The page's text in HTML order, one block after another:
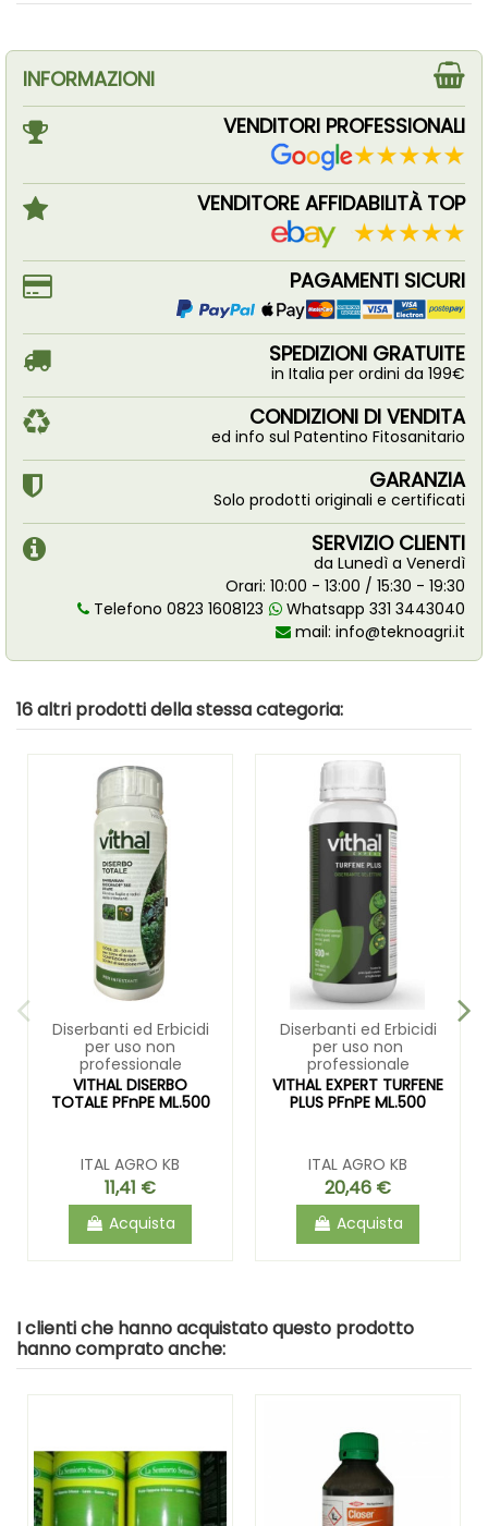
INFORMAZIONI
VENDITORI PROFESSIONALI
VENDITORE AFFIDABILITÀ TOP
PAGAMENTI SICURI
SPEDIZIONI GRATUITE
in Italia per ordini da 199€
CONDIZIONI DI VENDITA
ed info sul Patentino Fitosanitario
GARANZIA
Solo prodotti originali e certificati
SERVIZIO CLIENTI
da Lunedì a Venerdì
Orari: 10:00 - 13:00 / 15:30 - 19:30
Telefono 0823 1608123
Whatsapp 331 3443040
mail: info@teknoagri.it
16 altri prodotti della stessa categoria:
Diserbanti ed Erbicidi
per uso non
professionale
VITHAL DISERBO
TOTALE PFnPE ML.500
ITAL AGRO KB
11,41 €
Acquista
Diserbanti ed Erbicidi
per uso non
professionale
VITHAL EXPERT TURFENE
PLUS PFnPE ML.500
ITAL AGRO KB
20,46 €
Acquista
I clienti che hanno acquistato questo prodotto
hanno comprato anche: